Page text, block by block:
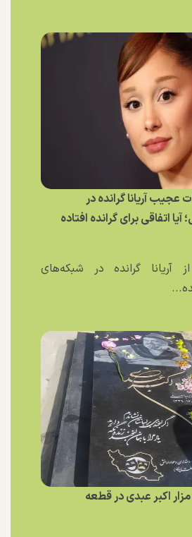
عجیب آریانا گرانده در
اتفاقی برای گرانده افتاده
آریانا گرانده در شبکه‌های
اکبر عبدی در قطعه